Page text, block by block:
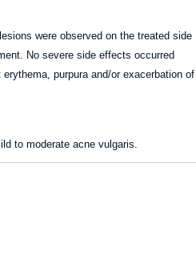
were observed on the treated side
No severe side effects occurred
purpura and/or exacerbation of
to moderate acne vulgaris.